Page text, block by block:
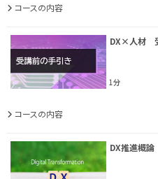
コースの内容
DX×人材
1分
コースの内容
DX推進概論